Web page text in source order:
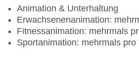
Animation & Unterhaltung
Erwachsenenanimation:
Fitnessanimation: mehrmals
Sportanimation: mehrmals pro